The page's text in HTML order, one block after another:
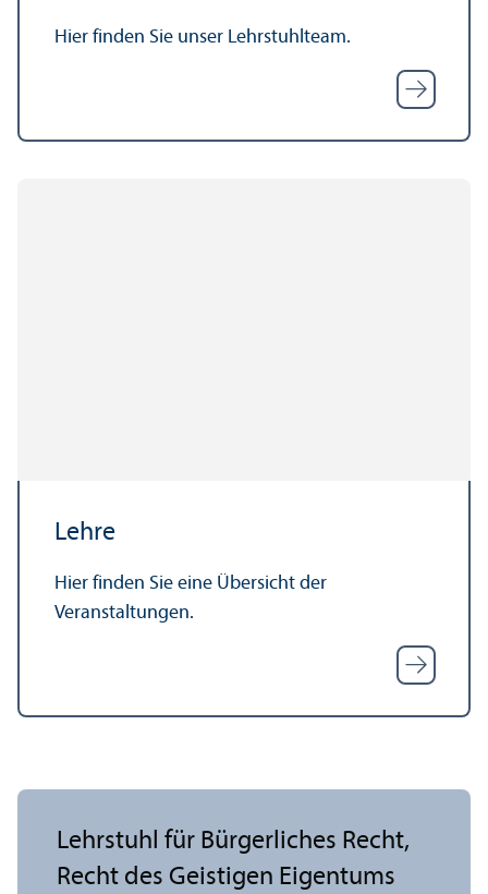
Hier finden Sie unser Lehr­stuhl­team.
Lehre
Hier finden Sie eine Über­sicht der
Veranstaltungen.
Lehr­stuhl für Bürgerliches Recht,
Recht des Geistigen Eigentums